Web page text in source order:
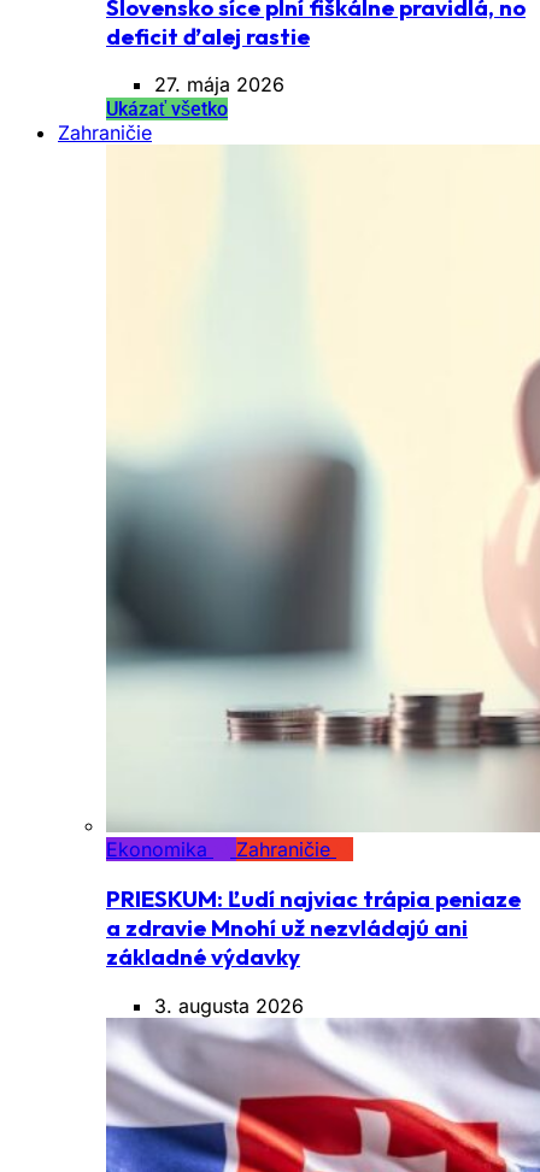
Slovensko síce plní fiškálne pravidlá, no
deficit ďalej rastie
27. mája 2026
Ukázať všetko
Zahraničie
Ekonomika Zahraničie
PRIESKUM: Ľudí najviac trápia peniaze
a zdravie Mnohí už nezvládajú ani
základné výdavky
3. augusta 2026